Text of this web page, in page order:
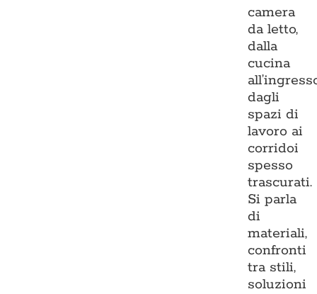
camera
da letto,
dalla
cucina
dagli
spazi di
lavoro ai
corridoi
spesso
trascurati.
Si parla
di
materiali,
confronti
tra stili,
soluzioni